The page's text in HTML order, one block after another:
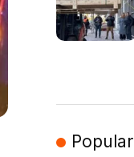
Popular